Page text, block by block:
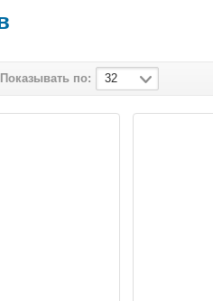
Показывать по: 32